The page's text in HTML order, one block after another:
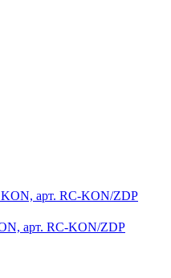
арт. RC-KON/ZDP